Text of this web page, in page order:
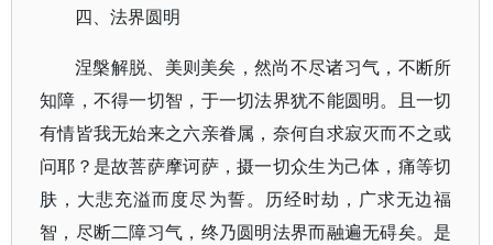
四、法界圆明
涅槃解脱、美则美矣，然尚不尽诸习气，不断所
知障，不得一切智，于一切法界犹不能圆明。且一切
有情皆我无始来之六亲眷属，奈何自求寂灭而不之或
问耶？是故菩萨摩诃萨，摄一切众生为己体，痛等切
肤，大悲充溢而度尽为誓。历经时劫，广求无边福
智，尽断二障习气，终乃圆明法界而融遍无碍矣。是